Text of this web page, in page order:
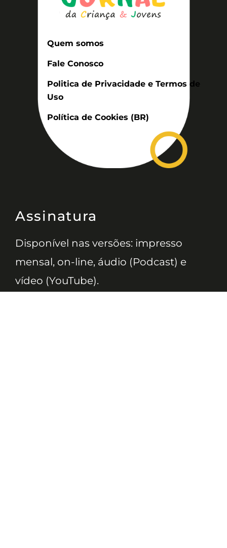
Quem somos
Fale Conosco
Politica de Privacidade e Termos de
Uso
Política de Cookies (BR)
Assinatura
Disponível nas versões: impresso
mensal, on-line, áudio (Podcast) e
vídeo (YouTube).